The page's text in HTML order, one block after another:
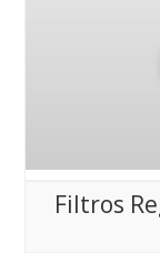
Filtros